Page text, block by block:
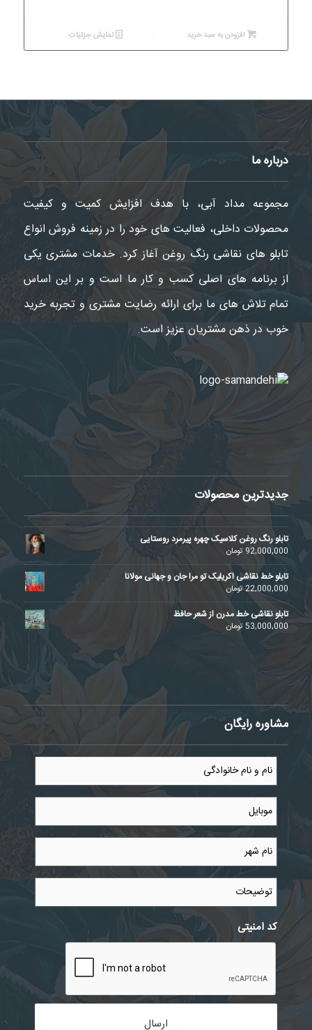
افزودن به سبد خرید نمایش جزئیات
درباره ما
مجموعه مداد آبی، با هدف افزایش کمیت و کیفیت
محصولات داخلی، فعالیت های خود را در زمینه فروش انواع
تابلو های نقاشی رنگ روغن آغاز کرد. خدمات مشتری یکی
از برنامه های اصلی کسب و کار ما است و بر این اساس
تمام تلاش های ما برای ارائه رضایت مشتری و تجربه خرید
خوب در ذهن مشتریان عزیز است.
جدیدترین محصولات
تابلو رنگ روغن کلاسیک چهره پیرمرد روستایی
92,000,000 تومان
تابلو خط نقاشی اکریلیک تو مرا جان و جهانی مولانا
22,000,000تومان
تابلو نقاشی خط مدرن از شعر حافظ
53,000,000 تومان
مشاوره رایگان
نام
نام
خانوادگی
موبایل
نام
شهر *
توضیحات
کد امنیتی